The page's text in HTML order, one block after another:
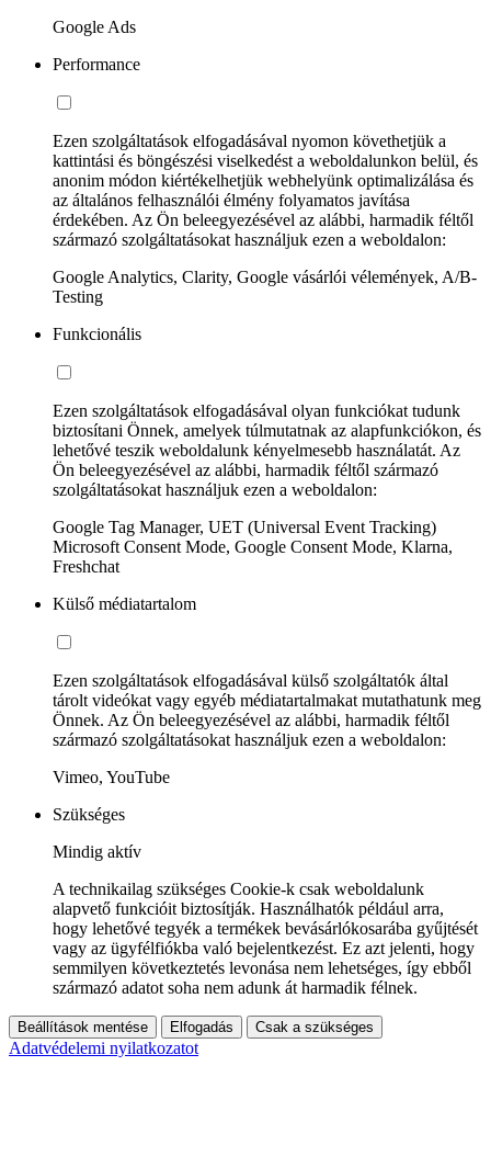
Google Ads
Performance
Ezen szolgáltatások elfogadásával nyomon követhetjük a
kattintási és böngészési viselkedést a weboldalunkon belül, és
anonim módon kiértékelhetjük webhelyünk optimalizálása és
az általános felhasználói élmény folyamatos javítása
érdekében. Az Ön beleegyezésével az alábbi, harmadik féltől
származó szolgáltatásokat használjuk ezen a weboldalon:
Google Analytics, Clarity, Google vásárlói vélemények, A/B-
Testing
Funkcionális
Ezen szolgáltatások elfogadásával olyan funkciókat tudunk
biztosítani Önnek, amelyek túlmutatnak az alapfunkciókon, és
lehetővé teszik weboldalunk kényelmesebb használatát. Az
Ön beleegyezésével az alábbi, harmadik féltől származó
szolgáltatásokat használjuk ezen a weboldalon:
Google Tag Manager, UET (Universal Event Tracking)
Microsoft Consent Mode, Google Consent Mode, Klarna,
Freshchat
Külső médiatartalom
Ezen szolgáltatások elfogadásával külső szolgáltatók által
tárolt videókat vagy egyéb médiatartalmakat mutathatunk meg
Önnek. Az Ön beleegyezésével az alábbi, harmadik féltől
származó szolgáltatásokat használjuk ezen a weboldalon:
Vimeo, YouTube
Szükséges
Mindig aktív
A technikailag szükséges Cookie-k csak weboldalunk
alapvető funkcióit biztosítják. Használhatók például arra,
hogy lehetővé tegyék a termékek bevásárlókosarába gyűjtését
vagy az ügyfélfiókba való bejelentkezést. Ez azt jelenti, hogy
semmilyen következtetés levonása nem lehetséges, így ebből
származó adatot soha nem adunk át harmadik félnek.
Beállítások mentése Elfogadás Csak a szükséges
Adatvédelemi nyilatkozatot